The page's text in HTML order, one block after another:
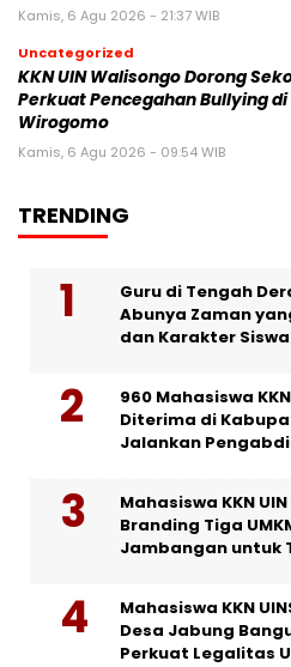
Kamis, 6 Agu 2026 - 21:37 WIB
Uncategorized
KKN UIN Walisongo Dorong
Perkuat Pencegahan Bullying di
Wirogomo
Kamis, 6 Agu 2026 - 09:54 WIB
TRENDING
Guru di Tengah
Abunya Zaman
dan Karakter
960 Mahasiswa
Diterima di
Jalankan
Mahasiswa KKN
Branding Tiga
Jambangan untuk
Mahasiswa KKN
Desa Jabung
Perkuat Legalitas